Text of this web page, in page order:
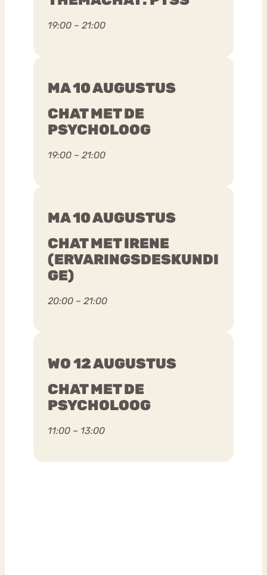
19:00 – 21:00
MA 10 AUGUSTUS
CHAT MET DE
PSYCHOLOOG
19:00 – 21:00
MA 10 AUGUSTUS
CHAT MET IRENE
(ERVARINGSDESKUNDI
GE)
20:00 – 21:00
WO 12 AUGUSTUS
CHAT MET DE
PSYCHOLOOG
11:00 – 13:00